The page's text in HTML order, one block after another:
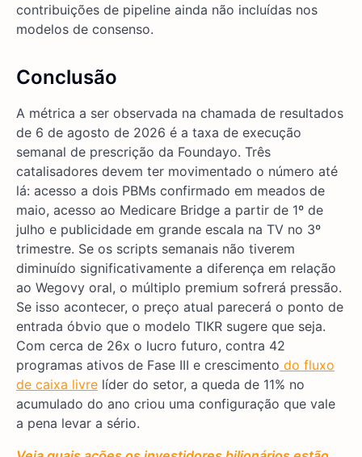
contribuições de pipeline ainda não incluídas nos
modelos de consenso.
Conclusão
A métrica a ser observada na chamada de resultados
de 6 de agosto de 2026 é a taxa de execução
semanal de prescrição da Foundayo. Três
catalisadores devem ter movimentado o número até
lá: acesso a dois PBMs confirmado em meados de
maio, acesso ao Medicare Bridge a partir de 1º de
julho e publicidade em grande escala na TV no 3º
trimestre. Se os scripts semanais não tiverem
diminuído significativamente a diferença em relação
ao Wegovy oral, o múltiplo premium sofrerá pressão.
Se isso acontecer, o preço atual parecerá o ponto de
entrada óbvio que o modelo TIKR sugere que seja.
Com cerca de 26x o lucro futuro, contra 42
programas ativos de Fase III e crescimento do fluxo
de caixa livre líder do setor, a queda de 11% no
acumulado do ano criou uma configuração que vale
a pena levar a sério.